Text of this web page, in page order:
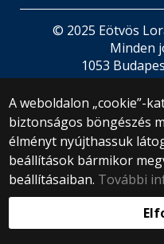
A weboldalon „cookie”-
biztonságos böngészés
élményt nyújthassuk
beállítások bármikor
beállításaiban. További
© 2025 Eötvös
Minden
1053
Központi